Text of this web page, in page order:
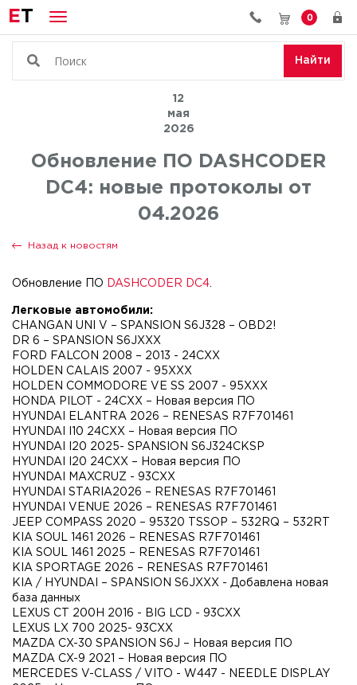
ET 0
Найти
12
мая
2026
Обновление ПО DASHCODER
DC4: новые протоколы от
04.2026
Назад к новостям
Обновление ПО DASHCODER DC4
Легковые автомобили:
CHANGAN UNI V – SPANSION S6J328 – OBD2!
DR 6 – SPANSION S6JXXX
FORD FALCON 2008 – 2013 - 24CXX
HOLDEN CALAIS 2007 - 95XXX
HOLDEN COMMODORE VE SS 2007 - 95XXX
HONDA PILOT - 24CXX – Новая версия ПО
HYUNDAI ELANTRA 2026 – RENESAS R7F701461
HYUNDAI I10 24CXX – Новая версия ПО
HYUNDAI I20 2025- SPANSION S6J324CKSP
HYUNDAI I20 24CXX – Новая версия ПО
HYUNDAI MAXCRUZ - 93CXX
HYUNDAI STARIA2026 – RENESAS R7F701461
HYUNDAI VENUE 2026 – RENESAS R7F701461
JEEP COMPASS 2020 – 95320 TSSOP – 532RQ – 532RT
KIA SOUL 1461 2026 – RENESAS R7F701461
KIA SOUL 1461 2025 – RENESAS R7F701461
KIA SPORTAGE 2026 – RENESAS R7F701461
KIA / HYUNDAI – SPANSION S6JXXX - Добавлена новая
база данных
LEXUS CT 200H 2016 - BIG LCD - 93CXX
LEXUS LX 700 2025- 93CXX
MAZDA CX-30 SPANSION S6J – Новая версия ПО
MAZDA CX-9 2021 – Новая версия ПО
MERCEDES V-CLASS / VITO - W447 - NEEDLE DISPLAY